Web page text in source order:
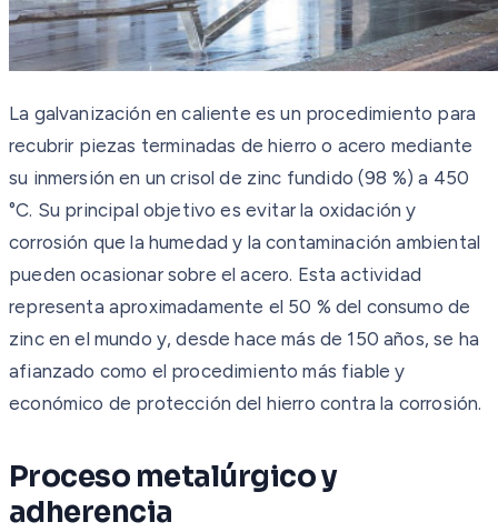
La galvanización en caliente es un procedimiento para
recubrir piezas terminadas de hierro o acero mediante
su inmersión en un crisol de zinc fundido (98 %) a 450
°C. Su principal objetivo es evitar la oxidación y
corrosión que la humedad y la contaminación ambiental
pueden ocasionar sobre el acero. Esta actividad
representa aproximadamente el 50 % del consumo de
zinc en el mundo y, desde hace más de 150 años, se ha
afianzado como el procedimiento más fiable y
económico de protección del hierro contra la corrosión.
Proceso metalúrgico y
adherencia